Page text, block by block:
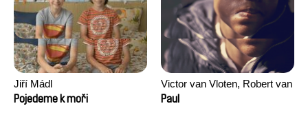
Jiří Mádl
Pojedeme k moři
Victor van Vloten, Robert van
Wingerden
Paul